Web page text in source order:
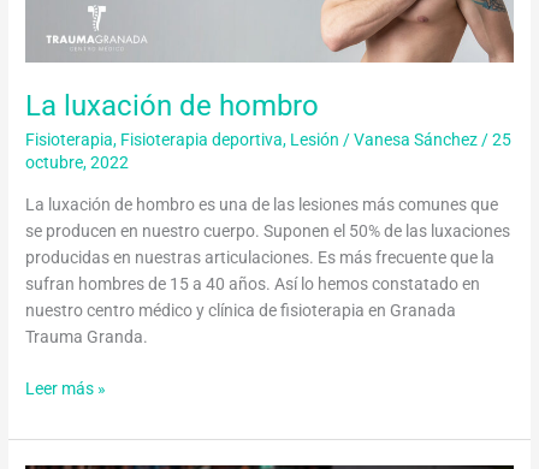
La luxación de hombro
Fisioterapia, Fisioterapia deportiva, Lesión /Vanesa Sánchez/25
octubre, 2022
La luxación de hombro es una de las lesiones más comunes que
se producen en nuestro cuerpo. Suponen el 50% de las luxaciones
producidas en nuestras articulaciones. Es más frecuente que la
sufran hombres de 15 a 40 años. Así lo hemos constatado en
nuestro centro médico y clínica de fisioterapia en Granada
Trauma Granda.
Leer más »